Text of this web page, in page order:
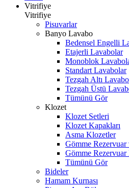
Vitrifiye
Vitrifiye
Pisuvarlar
Banyo Lavabo
Bedensel Engelli
Etajerli Lavabolar
Monoblok
Standart Lavabolar
Tezgah Altı
Tezgah Üstü
Tümünü Gör
Klozet
Klozet Setleri
Klozet Kapakları
Asma Klozetler
Gömme Rezervuar
Gömme Rezervuar
Tümünü Gör
Bideler
Hamam Kurnası